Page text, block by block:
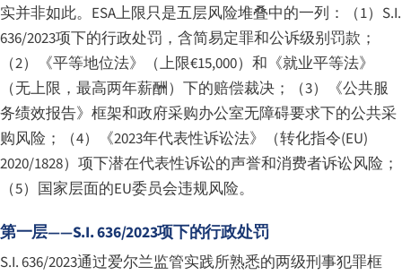
实并非如此。ESA上限只是五层风险堆叠中的一列：（1）S.I.
636/2023项下的行政处罚，含简易定罪和公诉级别罚款；
（2）《平等地位法》（上限€15,000）和《就业平等法》
（无上限，最高两年薪酬）下的赔偿裁决；（3）《公共服
务绩效报告》框架和政府采购办公室无障碍要求下的公共采
购风险；（4）《2023年代表性诉讼法》（转化指令(EU)
2020/1828）项下潜在代表性诉讼的声誉和消费者诉讼风险；
（5）国家层面的EU委员会违规风险。
第一层——S.I. 636/2023项下的行政处罚
S.I. 636/2023通过爱尔兰监管实践所熟悉的两级刑事犯罪框